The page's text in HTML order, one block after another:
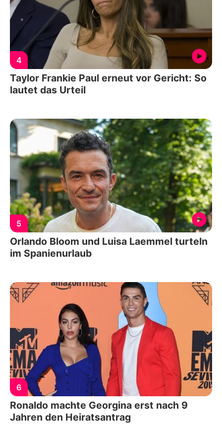
4
Taylor Frankie Paul erneut vor Gericht: So
lautet das Urteil
5
Orlando Bloom und Luisa Laemmel turteln
im Spanienurlaub
6
Ronaldo machte Georgina erst nach 9
Jahren den Heiratsantrag